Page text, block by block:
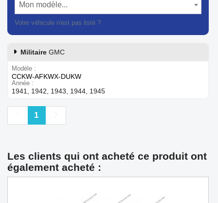
Mon modèle...
Votre véhicule n'est pas listé ?
Militaire GMC
Modèle
CCKW-AFKWX-DUKW
Année
1941, 1942, 1943, 1944, 1945
Précédent
1
Les clients qui ont acheté ce produit ont
également acheté :